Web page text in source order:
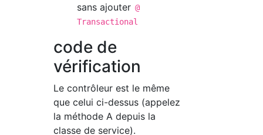
sans ajouter @
Transactional
code de
vérification
Le contrôleur est le même
que celui ci-dessus (appelez
la méthode A depuis la
classe de service).